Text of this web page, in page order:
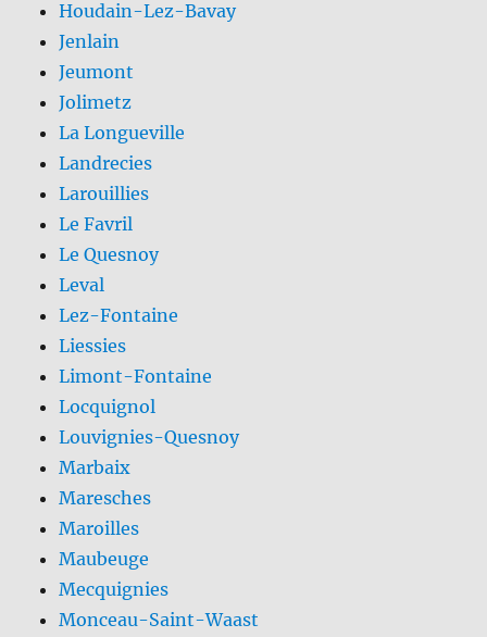
Houdain-Lez-Bavay
Jenlain
Jeumont
Jolimetz
La Longueville
Landrecies
Larouillies
Le Favril
Le Quesnoy
Leval
Lez-Fontaine
Liessies
Limont-Fontaine
Locquignol
Louvignies-Quesnoy
Marbaix
Maresches
Maroilles
Maubeuge
Mecquignies
Monceau-Saint-Waast